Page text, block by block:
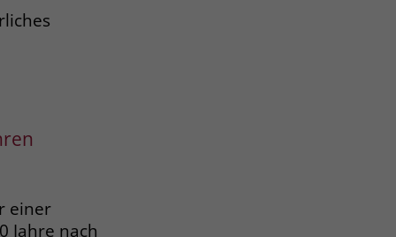
einer
Jahre nach